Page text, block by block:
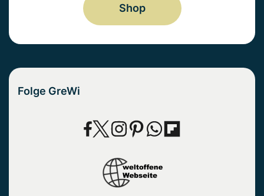
Shop
Folge GreWi